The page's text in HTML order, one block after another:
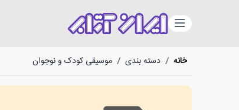
دسته‌بندی
خانه / دسته بندی / موسیقی کودک و نوجوان